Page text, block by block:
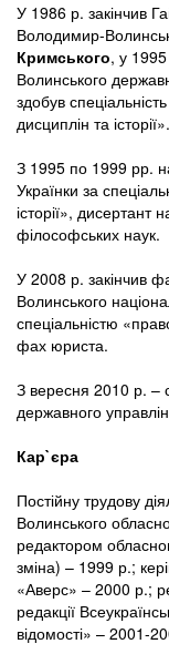
У 1986 р. закінчив
Володимир-
Кримського, у 1995
Волинського
здобув
дисциплін та історії».
З 1995 по 1999 рр.
Українки за
історії», дисертант
філософських наук.
У 2008 р. закінчив
Волинського
спеціальністю
фах юриста.
З вересня 2010 р. –
державного
Кар`єра
Постійну трудову
Волинського
редактором
зміна) – 1999 р.;
«Аверс» – 2000 р.;
редакції
відомості» – 2001-